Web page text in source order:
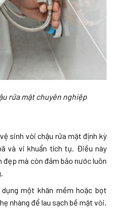
rửa mặt chuyên nghiệp
sinh vòi chậu rửa mặt định kỳ
và vi khuẩn tích tụ. Điều này
đẹp mà còn đảm bảo nước luôn
một khăn mềm hoặc bọt
nhàng để lau sạch bề mặt vòi.